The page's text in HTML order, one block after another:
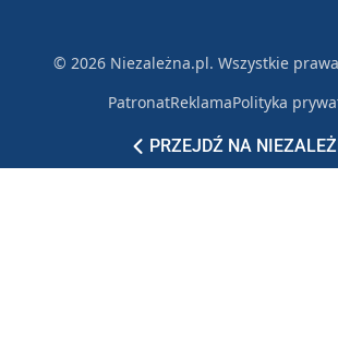
PRZEJDŹ NA
© 2026 Niezależna.pl. Wszystkie
PatronatReklamaPolityka